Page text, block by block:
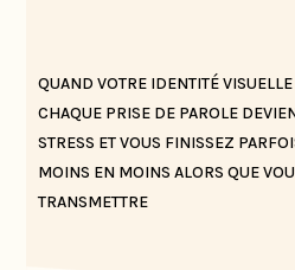
QUAND VOTRE IDENTITÉ
CHAQUE PRISE DE PAROLE
STRESS ET VOUS FINISSEZ
MOINS EN MOINS ALORS QUE
TRANSMETTRE